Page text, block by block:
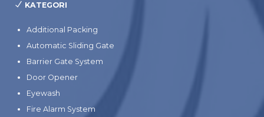
KATEGORI
Additional Packing
Automatic Sliding Gate
Barrier Gate System
Door Opener
Eyewash
Fire Alarm System